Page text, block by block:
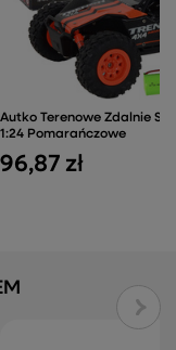
Autko Terenowe Zdalnie
1:24 Pomarańczowe
96,87 zł